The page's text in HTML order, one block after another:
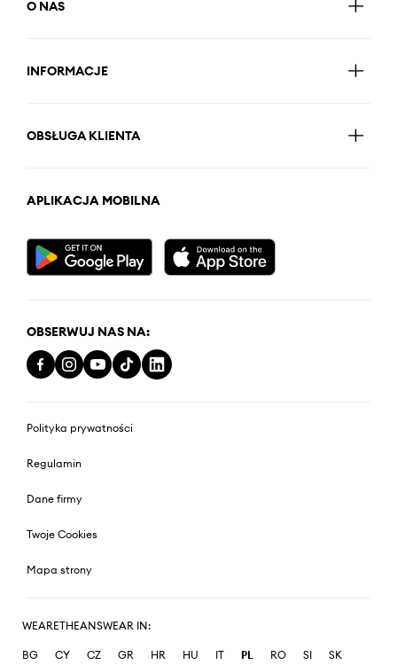
O NAS
INFORMACJE
OBSŁUGA KLIENTA
APLIKACJA MOBILNA
OBSERWUJ NAS NA:
Polityka prywatności
Regulamin
Dane firmy
Twoje Cookies
Mapa strony
WEARETHEANSWEAR IN:
BG CY CZ GR HR HU IT PL RO SI SK